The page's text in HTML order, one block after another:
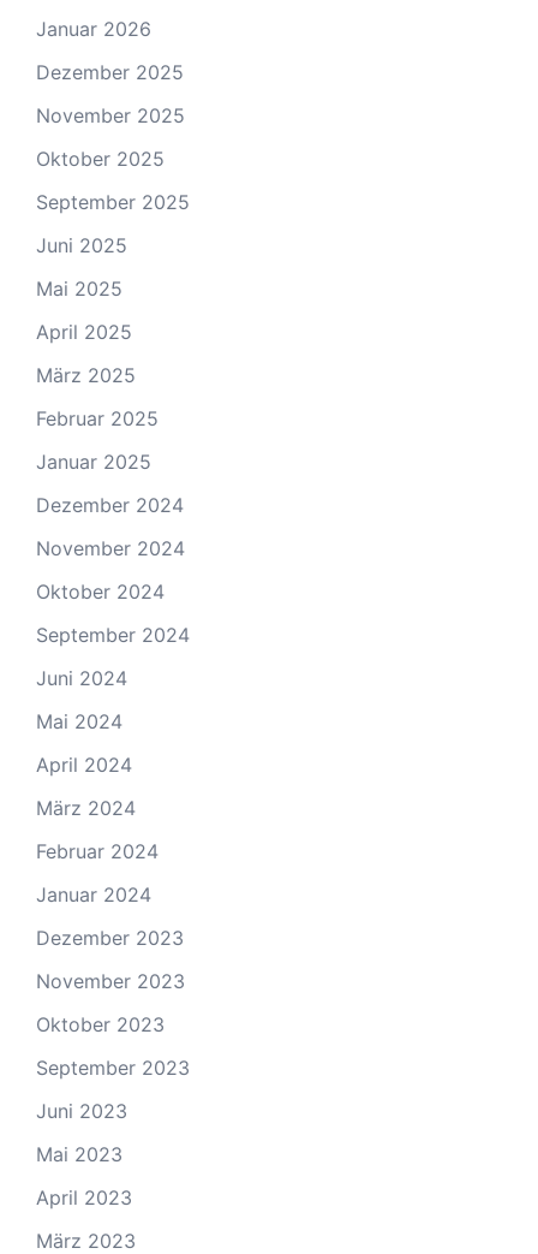
Januar 2026
Dezember 2025
November 2025
Oktober 2025
September 2025
Juni 2025
Mai 2025
April 2025
März 2025
Februar 2025
Januar 2025
Dezember 2024
November 2024
Oktober 2024
September 2024
Juni 2024
Mai 2024
April 2024
März 2024
Februar 2024
Januar 2024
Dezember 2023
November 2023
Oktober 2023
September 2023
Juni 2023
Mai 2023
April 2023
März 2023